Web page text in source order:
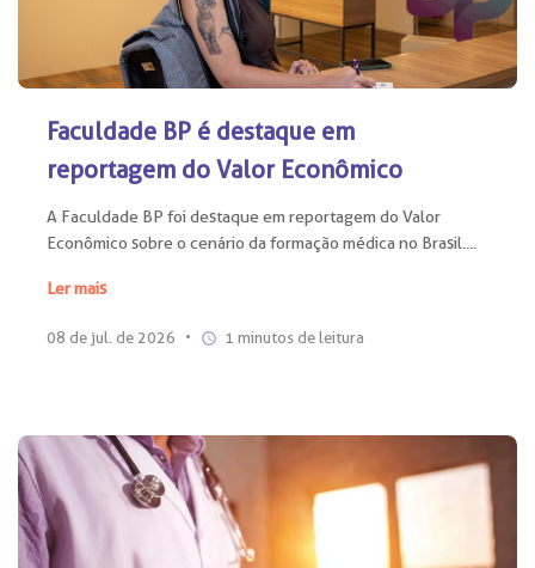
Faculdade BP é destaque em
reportagem do Valor Econômico
A Faculdade BP foi destaque em reportagem do Valor
Econômico sobre o cenário da formação médica no Brasil....
Ler mais
08 de jul. de 2026 • 1 minutos de leitura